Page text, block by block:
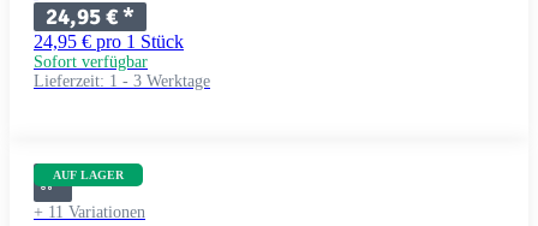
24,95 €*
24,95 € pro 1 Stück
Sofort verfügbar
Lieferzeit: 1 - 3 Werktage
AUF LAGER
+ 11 Variationen